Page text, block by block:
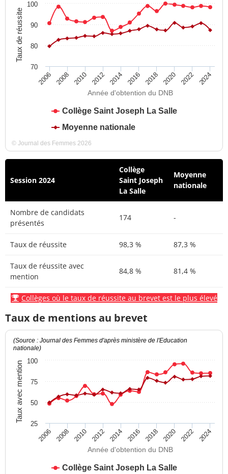
Année d'obtention du DNB
Taux de réussite
Collège Saint Joseph La Salle
Moyenne nationale
2006 2008 2010 2012 2014 2016 2018 2020 2022 2024
70
80
90
100
© Journal des Femmes 2026
Session 2024
Collège
Saint Joseph
La Salle
Moyenne
nationale
Nombre de candidats
présentés
174 -
Taux de réussite 98,3 % 87,3 %
Taux de réussite avec
mention
84,8 % 81,4 %
Collèges où le taux de réussite au brevet est le plus élevé
Taux de mentions au brevet
Année d'obtention du DNB
Taux avec mention
(Source : Journal des Femmes d'après ministère de l'Education
nationale)
Collège Saint Joseph La Salle
2006 2008 2010 2012 2014 2016 2018 2020 2022 2024
25
50
75
100